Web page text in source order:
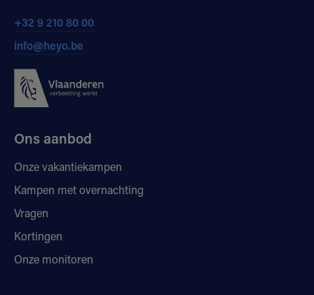
+32 9 210 80 00
info@heyo.be
Ons aanbod
Onze vakantiekampen
Kampen met overnachting
Vragen
Kortingen
Onze monitoren